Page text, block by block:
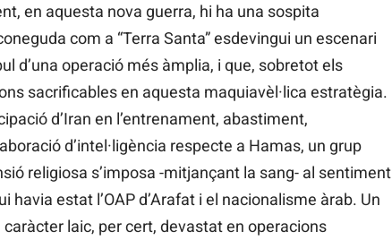
en aquesta nova guerra, hi ha una sospita
com a “Terra Santa” esdevingui un escenari
d’una operació més àmplia, i que, sobretot els
sacrificables en aquesta maquiavèl·lica estratègia.
d’Iran en l’entrenament, abastiment,
d’intel·ligència respecte a Hamas, un grup
religiosa s’imposa -mitjançant la sang- al sentiment
havia estat l’OAP d’Arafat i el nacionalisme àrab. Un
laic, per cert, devastat en operacions